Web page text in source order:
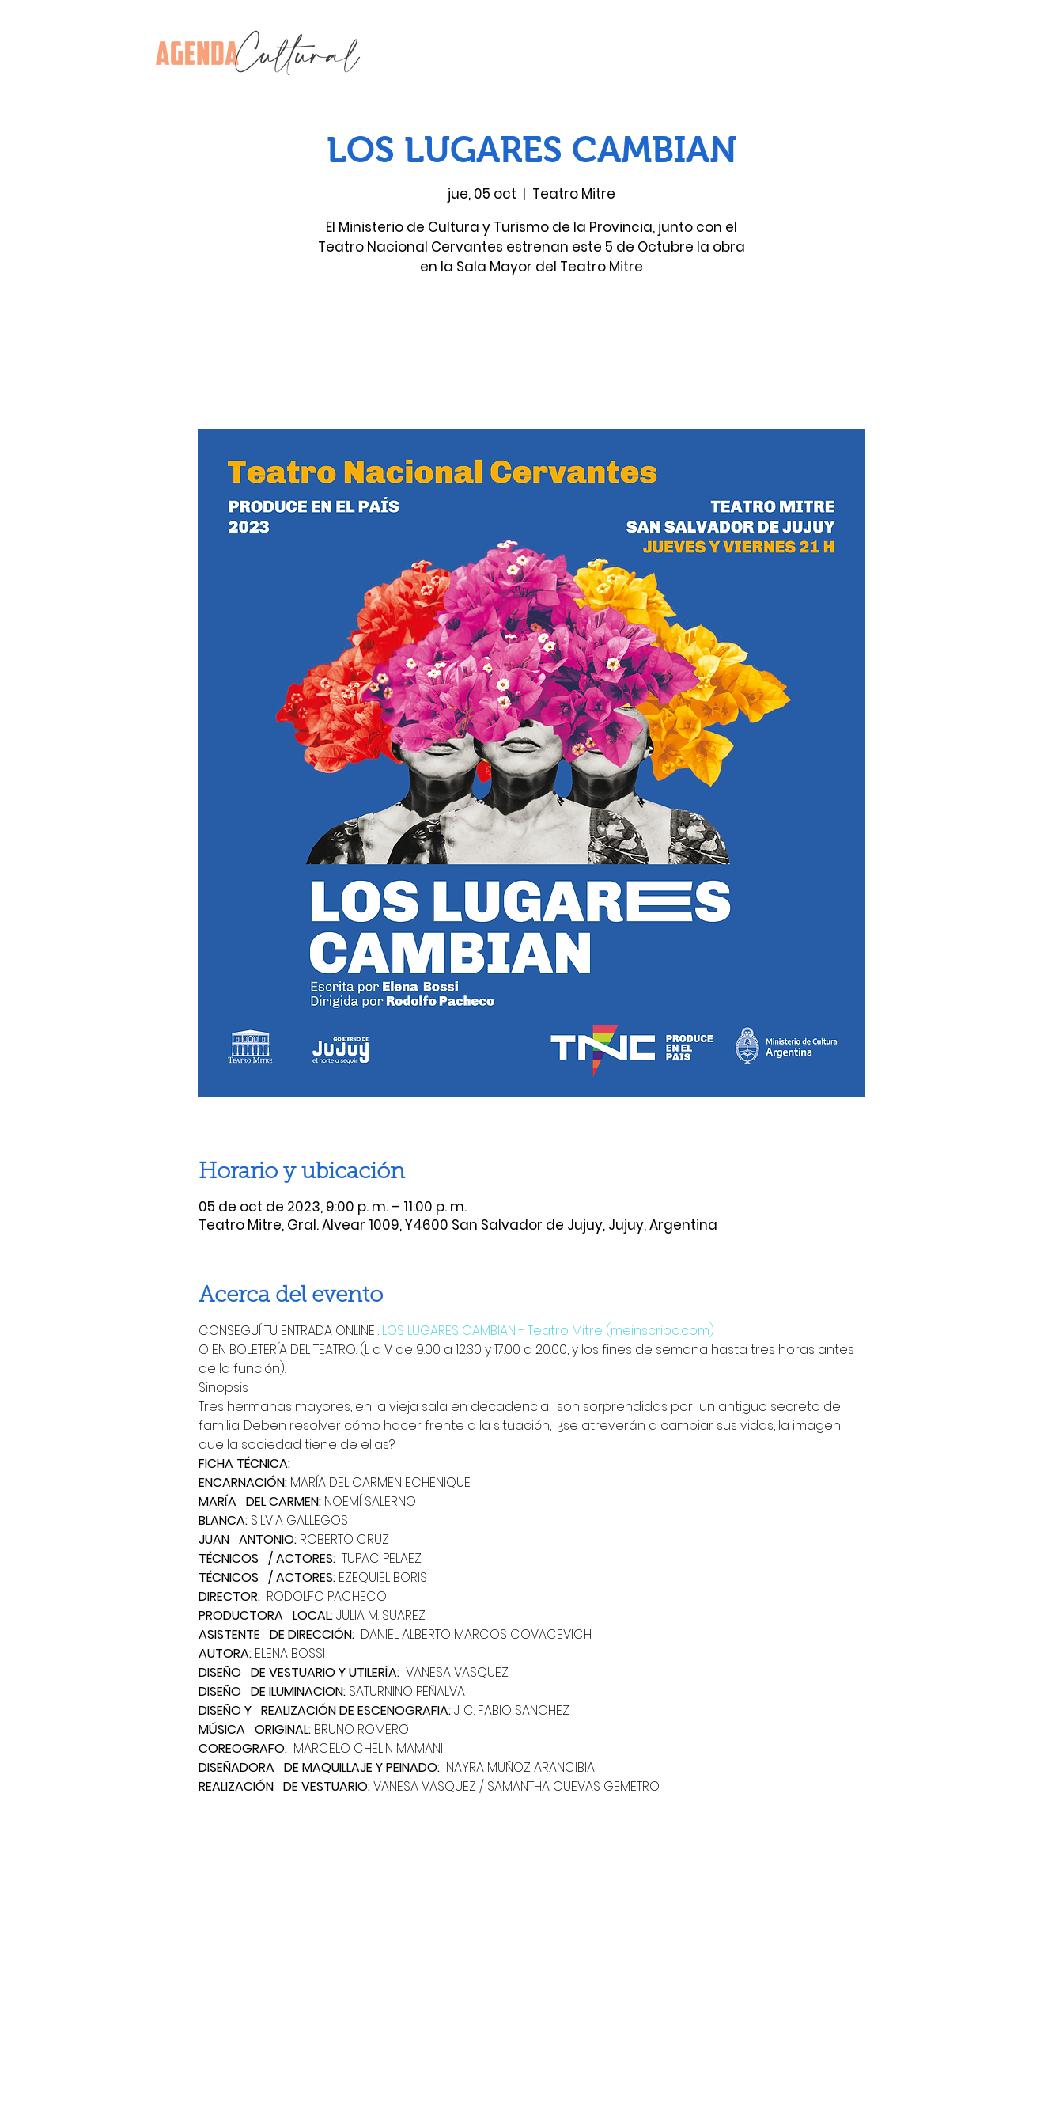
LOS LUGARES CAMBIAN
jue, 05 oct
  |
Teatro Mitre
El Ministerio de Cultura y Turismo de la Provincia, junto con el
Teatro Nacional Cervantes estrenan este 5 de Octubre la obra
en la Sala Mayor del Teatro Mitre
Horario y ubicación
05 de oct de 2023, 9:00 p. m. – 11:00 p. m.
Teatro Mitre, Gral. Alvear 1009, Y4600 San Salvador de Jujuy, Jujuy, Argentina
Acerca del evento
CONSEGUÍ TU ENTRADA ONLINE : LOS LUGARES CAMBIAN - Teatro Mitre (meinscribo.com)
O EN BOLETERÍA DEL TEATRO: (L a V de 9:00 a 12:30 y 17:00 a 20:00, y los fines de semana hasta tres horas antes
de la función).
Sinopsis
Tres hermanas mayores, en la vieja sala en decadencia,  son sorprendidas por  un antiguo secreto de
familia. Deben resolver cómo hacer frente a la situación,  ¿se atreverán a cambiar sus vidas, la imagen
que la sociedad tiene de ellas?.
FICHA TÉCNICA:
ENCARNACIÓN: MARÍA DEL CARMEN ECHENIQUE
MARÍA   DEL CARMEN: NOEMÍ SALERNO
BLANCA: SILVIA GALLEGOS
JUAN   ANTONIO: ROBERTO CRUZ
TÉCNICOS   / ACTORES: TUPAC PELAEZ
TÉCNICOS   / ACTORES: EZEQUIEL BORIS
DIRECTOR: RODOLFO PACHECO
PRODUCTORA   LOCAL: JULIA M. SUAREZ
ASISTENTE   DE DIRECCIÓN: DANIEL ALBERTO MARCOS COVACEVICH
AUTORA: ELENA BOSSI
DISEÑO   DE VESTUARIO Y UTILERÍA: VANESA VASQUEZ
DISEÑO   DE ILUMINACION: SATURNINO PEÑALVA
DISEÑO Y   REALIZACIÓN DE ESCENOGRAFIA: J. C. FABIO SANCHEZ
MÚSICA   ORIGINAL: BRUNO ROMERO
COREOGRAFO: MARCELO CHELIN MAMANI
DISEÑADORA   DE MAQUILLAJE Y PEINADO: NAYRA MUÑOZ ARANCIBIA
REALIZACIÓN   DE VESTUARIO: VANESA VASQUEZ / SAMANTHA CUEVAS GEMETRO